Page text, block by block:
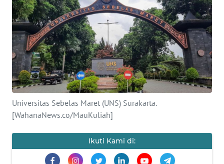
Universitas Sebelas Maret (UNS) Surakarta.
[WahanaNews.co/MauKuliah]
Ikuti Kami di:
OPINI
SEMARANG
BOROBUDUR
Informasi
INDEKS
BERITA
KONTAK